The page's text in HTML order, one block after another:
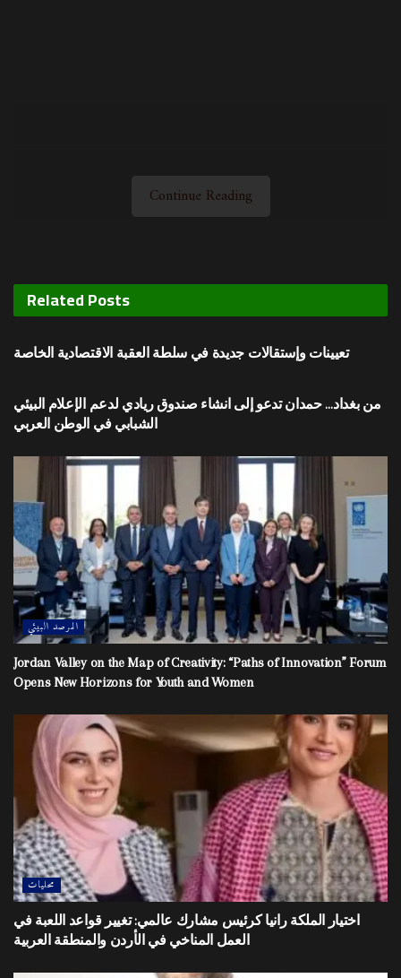
Continue Reading
RelatedPosts
محليات
تعيينات وإستقالات جديدة في سلطة العقبة الاقتصادية الخاصة
من بغداد… حمدان تدعو إلى انشاء صندوق ريادي لدعم الإعلام البيئي
الشبابي في الوطن العربي
المرصد البيئي
Jordan Valley on the Map of Creativity: “Paths of Innovation” Forum
Opens New Horizons for Youth and Women
محليات
اختيار الملكة رانيا كرئيس مشارك عالمي: تغيير قواعد اللعبة في
العمل المناخي في الأردن والمنطقة العربية